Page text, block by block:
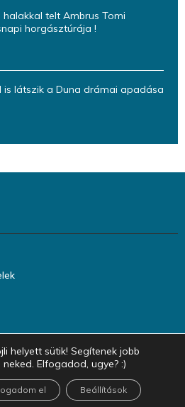
halakkal telt Ambrus Tomi
horgásztúrája !
is látszik a Duna drámai apadása
Minden jog fenntartva.
helyett sütik! Segítenek jobb
Elfogadod, ugye? :)
el Beállítások